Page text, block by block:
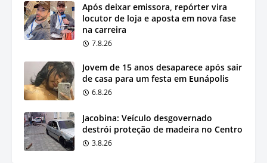
Após deixar emissora, repórter vira
locutor de loja e aposta em nova fase
na carreira
7.8.26
Jovem de 15 anos desaparece após sair
de casa para um festa em Eunápolis
6.8.26
Jacobina: Veículo desgovernado
destrói proteção de madeira no Centro
3.8.26